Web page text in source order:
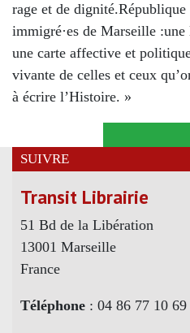
rage et de dignité.République
immigré·es de Marseille
une carte affective et
vivante de celles et ceux
à écrire l’Histoire. »
SUIVRE
Transit Librairie
51 Bd de la Libération
13001 Marseille
France
Téléphone : 04 86 77 10 69